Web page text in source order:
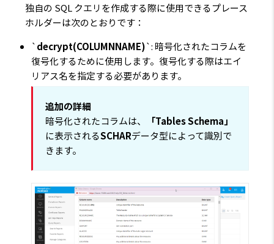
独自の SQL クエリを作成する際に使用できるプレース
ホルダーは次のとおりです：
`decrypt(COLUMNNAME)`: 暗号化されたコラムを
復号化するために使用します。復号化する際はエイ
リアス名を指定する必要があります。
追加の詳細
暗号化されたコラムは、
「Tables Schema」
に表示されるSCHARデータ型によって識別で
きます。